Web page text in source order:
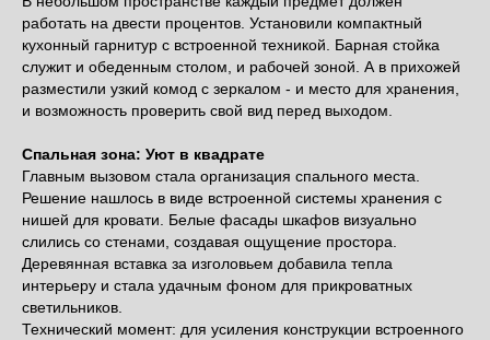
работать на двести процентов. Установили компактный
кухонный гарнитур с встроенной техникой. Барная стойка
служит и обеденным столом, и рабочей зоной. А в прихожей
разместили узкий комод с зеркалом - и место для хранения,
и возможность проверить свой вид перед выходом.
Спальная зона: Уют в квадрате
Главным вызовом стала организация спального места.
Решение нашлось в виде встроенной системы хранения с
нишей для кровати. Белые фасады шкафов визуально
слились со стенами, создавая ощущение простора.
Деревянная вставка за изголовьем добавила тепла
интерьеру и стала удачным фоном для прикроватных
светильников.
Технический момент: для усиления конструкции встроенного